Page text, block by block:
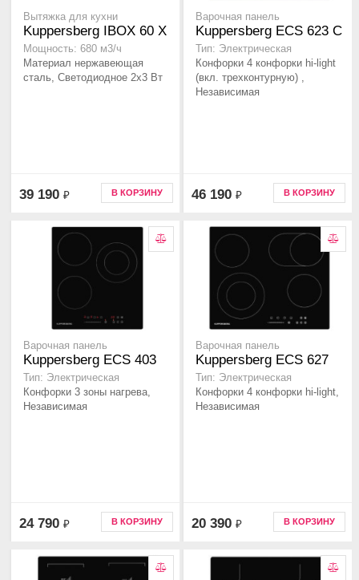
Вытяжка для кухни
Kuppersberg IBOX 60 X
Мощность: 680 м3/ч
Материал нержавеющая
сталь, Светодиодное 2х3 Вт
39 190 ₽ В КОРЗИНУ
Варочная панель
Kuppersberg ECS 623 C
Тип: Электрическая
Конфорки 4 конфорки hi-light
(вкл. трехконтурную) ,
Независимая
46 190 ₽ В КОРЗИНУ
Варочная панель
Kuppersberg ECS 403
Тип: Электрическая
Конфорки 3 зоны нагрева,
Независимая
24 790 ₽ В КОРЗИНУ
Варочная панель
Kuppersberg ECS 627
Тип: Электрическая
Конфорки 4 конфорки hi-light,
Независимая
20 390 ₽ В КОРЗИНУ